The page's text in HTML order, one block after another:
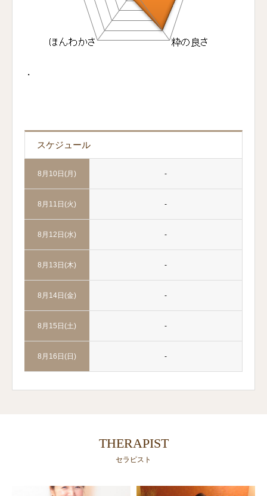
・
スケジュール
8月10日(月) -
8月11日(火) -
8月12日(水) -
8月13日(木) -
8月14日(金) -
8月15日(土) -
8月16日(日) -
THERAPIST
セラピスト